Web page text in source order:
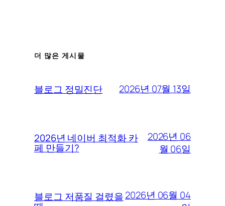
더 많은 게시물
블로그 정밀진단 2026년 07월 13일
2026년 네이버 최적화 카
페 만들기?
2026년 06
월 06일
블로그 저품질 걸렸을2026년 06월 04